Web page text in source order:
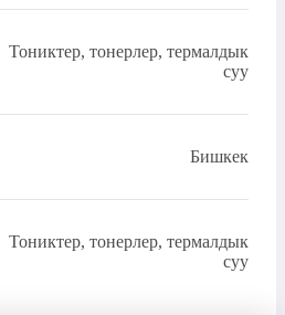
Тониктер, тонерлер, термалдык
суу
Бишкек
Тониктер, тонерлер, термалдык
суу